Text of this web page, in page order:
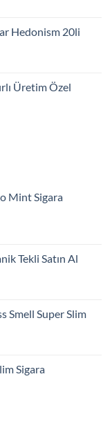
Hedonism 20li
Üretim Özel
Mint Sigara
Tekli Satın Al
Smell Super Slim
Sigara